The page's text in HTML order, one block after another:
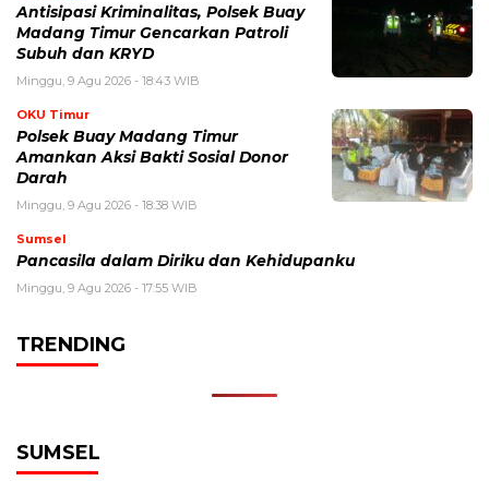
Antisipasi Kriminalitas, Polsek Buay
Madang Timur Gencarkan Patroli
Subuh dan KRYD
Minggu, 9 Agu 2026 - 18:43 WIB
OKU Timur
Polsek Buay Madang Timur
Amankan Aksi Bakti Sosial Donor
Darah
Minggu, 9 Agu 2026 - 18:38 WIB
Sumsel
Pancasila dalam Diriku dan Kehidupanku
Minggu, 9 Agu 2026 - 17:55 WIB
TRENDING
SUMSEL